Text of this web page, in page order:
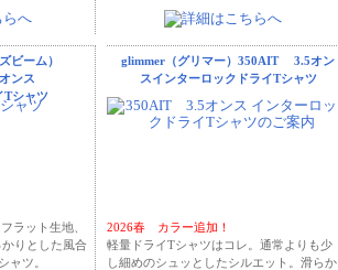
ビーム）
ンス
Tシャツ
ラット生地、
りとした風合
ャツ。
glimmer（グリマー）350AIT 3.5オン
スインターロックドライTシャツ
2026春 カラー追加！
軽量ドライTシャツはコレ。通常よりも少
し細めのシュッとしたシルエット。滑らか